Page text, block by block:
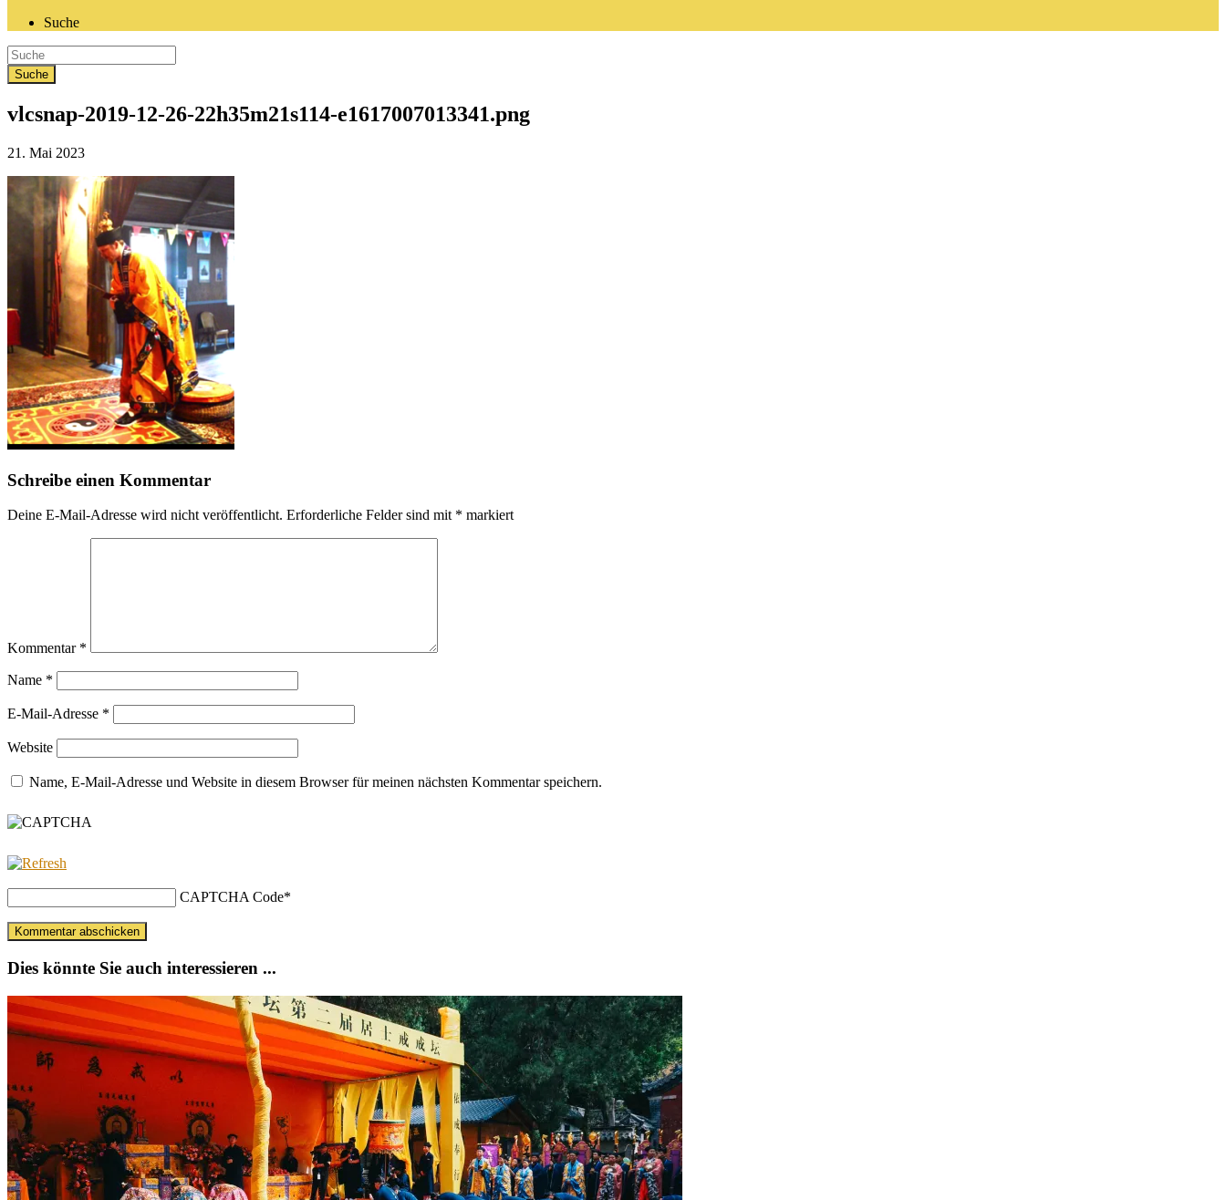
Suche
vlcsnap-2019-12-26-22h35m21s114-e1617007013341.png
Veröffentlicht
21. Mai 2023
Schreibe einen Kommentar
Deine E-Mail-Adresse wird nicht veröffentlicht. Erforderliche Felder sind mit * markiert
Kommentar *
Name *
E-Mail-Adresse *
Website
Name, E-Mail-Adresse und Website in diesem Browser für meinen nächsten Kommentar speichern.
CAPTCHA Code*
Dies könnte Sie auch interessieren ...